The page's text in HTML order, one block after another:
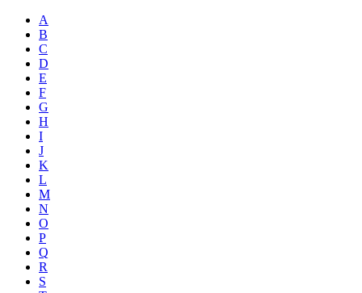
A
B
C
D
E
F
G
H
I
J
K
L
M
N
O
P
Q
R
S